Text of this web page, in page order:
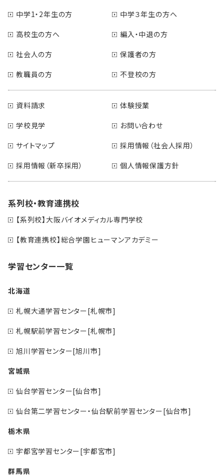
中学1・2年生の方
中学３年生の方へ
高校生の方へ
編入・中退の方
社会人の方
保護者の方
教職員の方
不登校の方
資料請求
体験授業
学校見学
お問い合わせ
サイトマップ
採用情報（社会人採用）
採用情報（新卒採用）
個人情報保護方針
系列校・教育連携校
【系列校】大阪バイオメディカル専門学校
【教育連携校】総合学園ヒューマンアカデミー
学習センター一覧
北海道
札幌大通学習センター[札幌市]
札幌駅前学習センター[札幌市]
旭川学習センター[旭川市]
宮城県
仙台学習センター[仙台市]
仙台第二学習センター・仙台駅前学習センター[仙台市]
栃木県
宇都宮学習センター[宇都宮市]
群馬県